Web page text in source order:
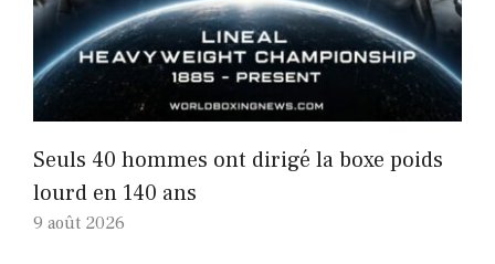
Seuls 40 hommes ont dirigé la boxe poids
lourd en 140 ans
9 août 2026